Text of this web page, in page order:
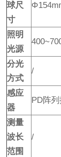
球尺
寸
照明
光源
分光
方式
/
感应
器
PD阵
测量
波长
范围
/